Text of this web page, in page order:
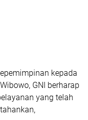
kepada
GNI berharap
yang telah